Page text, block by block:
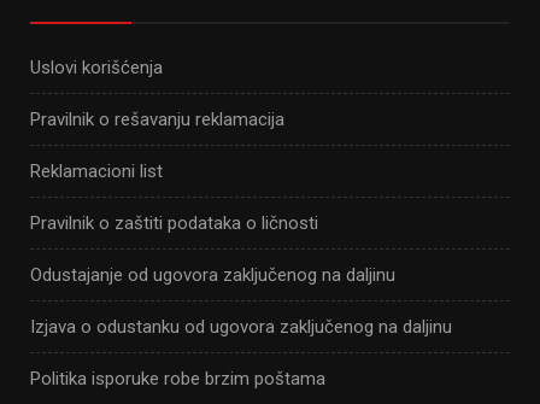
Uslovi korišćenja
Pravilnik o rešavanju reklamacija
Reklamacioni list
Pravilnik o zaštiti podataka o ličnosti
Odustajanje od ugovora zaključenog na daljinu
Izjava o odustanku od ugovora zaključenog na daljinu
Politika isporuke robe brzim poštama